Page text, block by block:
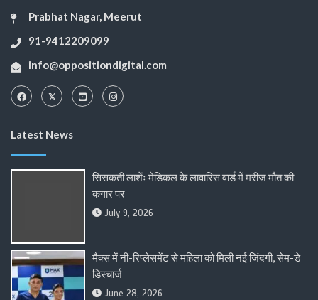
Prabhat Nagar, Meerut
91-9412209099
info@oppositiondigital.com
Latest News
सिसकती लाशेंः मेडिकल के लावारिस वार्ड में मरीज मौत की
कगार पर
July 9, 2026
मैक्स में नी-रिप्लेसमेंट से महिला को मिली नई जिंदगी, सेम-डे
डिस्चार्ज
June 28, 2026